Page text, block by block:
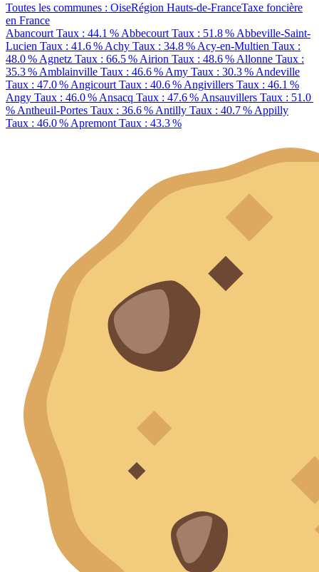
Toutes les communes : OiseRégion Hauts-de-FranceTaxe foncière
en France
Abancourt Taux : 44.1 % Abbecourt Taux : 51.8 % Abbeville-Saint-
Lucien Taux : 41.6 % Achy Taux : 34.8 % Acy-en-Multien Taux :
48.0 % Agnetz Taux : 66.5 % Airion Taux : 48.6 % Allonne Taux :
35.3 % Amblainville Taux : 46.6 % Amy Taux : 30.3 % Andeville
Taux : 47.0 % Angicourt Taux : 40.6 % Angivillers Taux : 46.1 %
Angy Taux : 46.0 % Ansacq Taux : 47.6 % Ansauvillers Taux : 51.0
% Antheuil-Portes Taux : 36.6 % Antilly Taux : 40.7 % Appilly
Taux : 46.0 % Apremont Taux : 43.3 %